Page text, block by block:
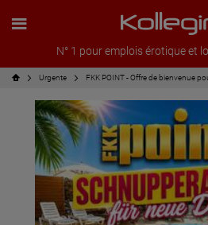
N° 1 pour emplois érotique et
Urgente FKK POINT - Offre de bienvenue